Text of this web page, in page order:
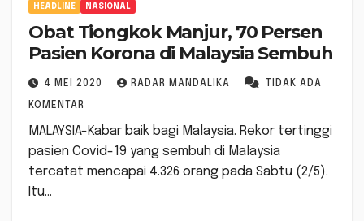
HEADLINE NASIONAL
Obat Tiongkok Manjur, 70 Persen
Pasien Korona di Malaysia Sembuh
4 MEI 2020 RADAR MANDALIKA TIDAK ADA
KOMENTAR
MALAYSIA-Kabar baik bagi Malaysia. Rekor tertinggi
pasien Covid-19 yang sembuh di Malaysia
tercatat mencapai 4.326 orang pada Sabtu (2/5).
Itu…